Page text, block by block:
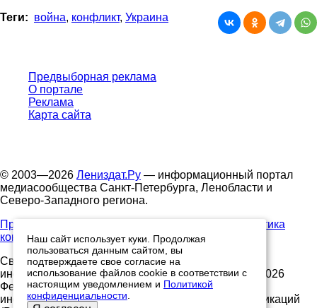
Теги: война, конфликт, Украина
Предвыборная реклама
О портале
Реклама
Карта сайта
© 2003—2026 Лениздат.Ру — информационный портал
медиасообщества Санкт-Петербурга, Ленобласти и
Северо-Западного региона.
Правила использования содержания сайта.
Политика
конфиденциальности.
Свидетельство о регистрации средства массовой
информации ЭЛ №ФС77-91046, выданное 10.03.2026
Федеральной службой по надзору в сфере связи,
информационных технологий и массовых коммуникаций
Наш сайт использует куки. Продолжая
пользоваться данным сайтом, вы
подтверждаете свое согласие на
использование файлов cookie в соответствии с
настоящим уведомлением и Политикой
конфиденциальности